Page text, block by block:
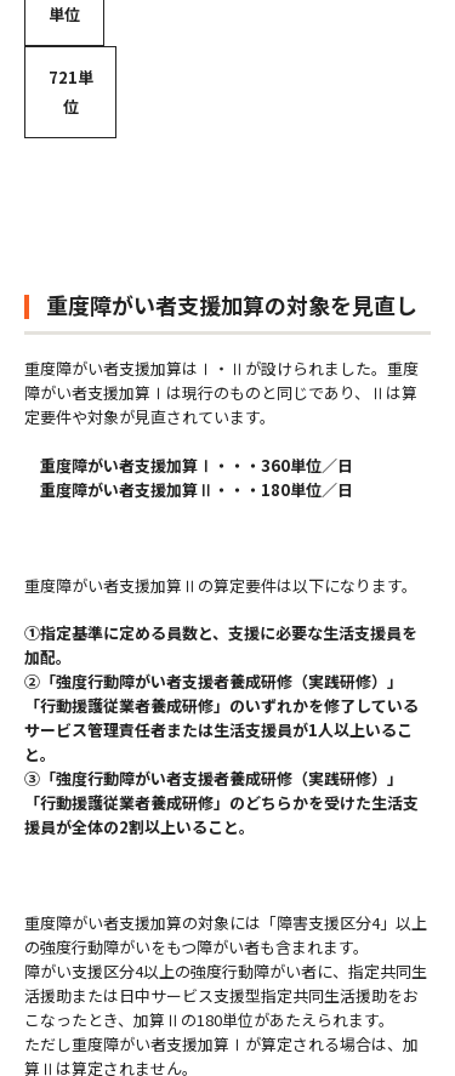
単位
721単
位
重度障がい者支援加算の対象を見直し
重度障がい者支援加算はⅠ・Ⅱが設けられました。重度
障がい者支援加算Ⅰは現行のものと同じであり、Ⅱは算
定要件や対象が見直されています。
重度障がい者支援加算Ⅰ・・・360単位／日
重度障がい者支援加算Ⅱ・・・180単位／日
重度障がい者支援加算Ⅱの算定要件は以下になります。
①指定基準に定める員数と、支援に必要な生活支援員を
加配。
②「強度行動障がい者支援者養成研修（実践研修）」
「行動援護従業者養成研修」のいずれかを修了している
サービス管理責任者または生活支援員が1人以上いるこ
と。
③「強度行動障がい者支援者養成研修（実践研修）」
「行動援護従業者養成研修」のどちらかを受けた生活支
援員が全体の2割以上いること。
重度障がい者支援加算の対象には「障害支援区分4」以上
の強度行動障がいをもつ障がい者も含まれます。
障がい支援区分4以上の強度行動障がい者に、指定共同生
活援助または日中サービス支援型指定共同生活援助をお
こなったとき、加算Ⅱの180単位があたえられます。
ただし重度障がい者支援加算Ⅰが算定される場合は、加
算Ⅱは算定されません。